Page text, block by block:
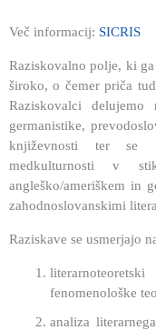
Več informacij: SICRIS
Raziskovalno polje, ki
široko, o čemer priča
Raziskovalci delujemo
germanistike,
književnosti ter se
medkulturnosti v
angleško/ameriškem in
zahodnoslovanskimi
Raziskave se usmerjajo
fenomenološke
analiza